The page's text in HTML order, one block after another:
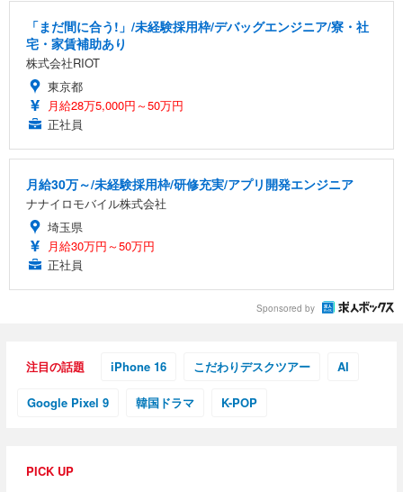
「まだ間に合う!」/未経験採用枠/デバッグエンジニア/寮・社
宅・家賃補助あり
株式会社RIOT
東京都
月給28万5,000円～50万円
正社員
月給30万～/未経験採用枠/研修充実/アプリ開発エンジニア
ナナイロモバイル株式会社
埼玉県
月給30万円～50万円
正社員
Sponsored by
注目の話題 iPhone 16 こだわりデスクツアー AI
Google Pixel 9 韓国ドラマ K-POP
PICK UP